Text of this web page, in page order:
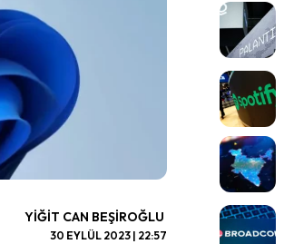
YIĞIT CAN BEŞIROĞLU
30 EYLÜL 2023 | 22:57